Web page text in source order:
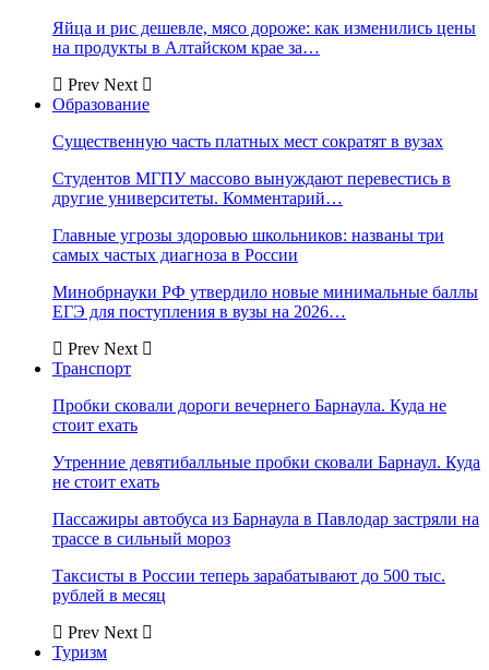
Яйца и рис дешевле, мясо дороже: как изменились цены
на продукты в Алтайском крае за…
Prev Next
Образование
Существенную часть платных мест сократят в вузах
Студентов МГПУ массово вынуждают перевестись в
другие университеты. Комментарий…
Главные угрозы здоровью школьников: названы три
самых частых диагноза в России
Минобрнауки РФ утвердило новые минимальные баллы
ЕГЭ для поступления в вузы на 2026…
Prev Next
Транспорт
Пробки сковали дороги вечернего Барнаула. Куда не
стоит ехать
Утренние девятибалльные пробки сковали Барнаул. Куда
не стоит ехать
Пассажиры автобуса из Барнаула в Павлодар застряли на
трассе в сильный мороз
Таксисты в России теперь зарабатывают до 500 тыс.
рублей в месяц
Prev Next
Туризм